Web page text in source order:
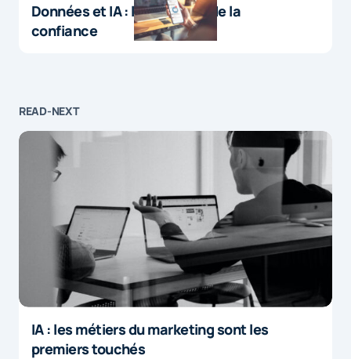
Données et IA : le paradoxe de la
confiance
READ-NEXT
IA : les métiers du marketing sont les
premiers touchés